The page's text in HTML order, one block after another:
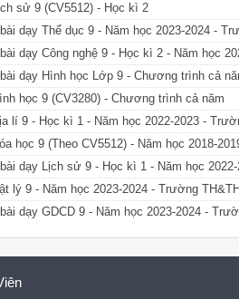
sử 9 (CV5512) - Học kì 2
dạy Thể dục 9 - Năm học 2023-2024 -
dạy Công nghệ 9 - Học kì 2 - Năm học
dạy Hình học Lớp 9 - Chương trình cả
học 9 (CV3280) - Chương trình cả năm
lí 9 - Học kì 1 - Năm học 2022-2023 -
học 9 (Theo CV5512) - Năm học 2018-
dạy Lịch sử 9 - Học kì 1 - Năm học
lý 9 - Năm học 2023-2024 - Trường
dạy GDCD 9 - Năm học 2023-2024 -